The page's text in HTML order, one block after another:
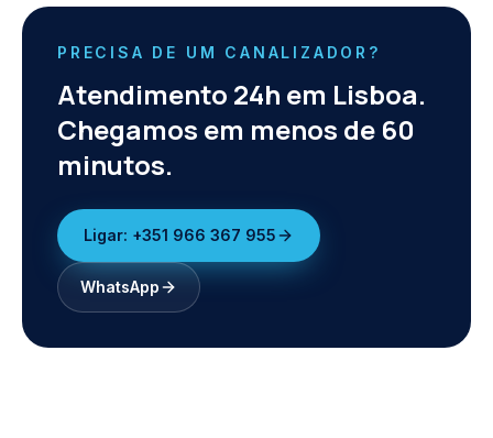
PRECISA DE UM CANALIZADOR?
Atendimento 24h em Lisboa.
Chegamos em menos de 60
minutos.
Ligar: +351 966 367 955
WhatsApp